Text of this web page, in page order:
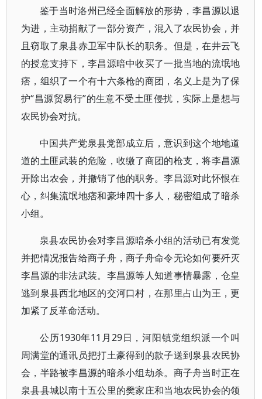
鉴于当时洛州已经全面解放的形势，李昌源以退
为进，主动捐献了一部分资产，混入了农民协会，并
且窃取了泉县赤卫军中队长的职务。但是，在井云飞
的授意支持下，李昌源暗中收买了一批当地的流氓地
痞，组织了一个有十六条枪的商团，名义上是为了保
护“昌源贸易行”的生意不受土匪侵扰，实际上是想与
农民协会对抗。
中国共产党泉县党部成立后，意识到这个地地道
道的土匪武装的危险，收缴了商团的枪支，将李昌源
开除出农会，并撤销了他的职务。李昌源对此怀恨在
心，纠集流氓地痞和豪坤四十多人，秘密组成了暗杀
小组。
泉县农民协会对李昌源暗杀小组的活动已有发觉
并把情况报告给商子舟，商子舟命令无论如何要歼灭
李昌源的非法武装。李昌源等人知道事情暴露，仓皇
逃到泉县西北地区的交河口村，在那里占山为王，更
加紧了反革命活动。
公历1930年11月29日，河阳镇党组织派一个叫
周满堂的通讯员把打土豪得到的款子送到泉县农民协
会，半路被李昌源的暗杀小组劫杀。商子舟当时正在
泉县县城以南十五公里的樊家庄和当地农民协会的领